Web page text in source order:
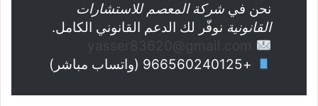
نحن في شركة المعصم للاستشارات
القانونية نوفّر لك الدعم القانوني الكامل.
yasser83620@gmail.com
+966560240125 (واتساب مباشر)